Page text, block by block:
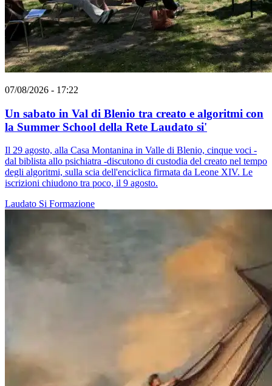
07/08/2026 - 17:22
Un sabato in Val di Blenio tra creato e algoritmi con
la Summer School della Rete Laudato si'
Il 29 agosto, alla Casa Montanina in Valle di Blenio, cinque voci -
dal biblista allo psichiatra -discutono di custodia del creato nel tempo
degli algoritmi, sulla scia dell'enciclica firmata da Leone XIV. Le
iscrizioni chiudono tra poco, il 9 agosto.
Laudato Si Formazione